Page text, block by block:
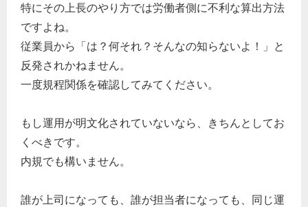
特にその上長のやり方では労働者側に不利な算出方法
ですよね。
従業員から「は？何それ？そんなの知らないよ！」と
反発されかねません。
一度規程関係を確認してみてください。
もし運用が明文化されていないなら、きちんとしてお
くべきです。
内規でも構いません。
誰が上司になっても、誰が担当者になっても、同じ運